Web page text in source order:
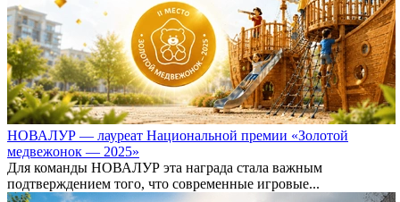
НОВАЛУР — лауреат Национальной премии «Золотой
медвежонок — 2025»
Для команды НОВАЛУР эта награда стала важным
подтверждением того, что современные игровые...